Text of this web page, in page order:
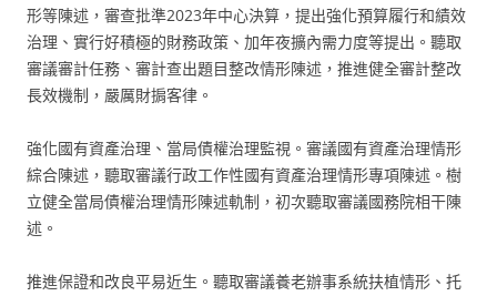
形等陳述，審查批準2023年中心決算，提出強化預算履行和績效
治理、實行好積極的財務政策、加年夜擴內需力度等提出。聽取
審議審計任務、審計查出題目整改情形陳述，推進健全審計整改
長效機制，嚴厲財掮客律。
強化國有資產治理、當局債權治理監視。審議國有資產治理情形
綜合陳述，聽取審議行政工作性國有資產治理情形專項陳述。樹
立健全當局債權治理情形陳述軌制，初次聽取審議國務院相干陳
述。
推進保證和改良平易近生。聽取審議養老辦事系統扶植情形、托